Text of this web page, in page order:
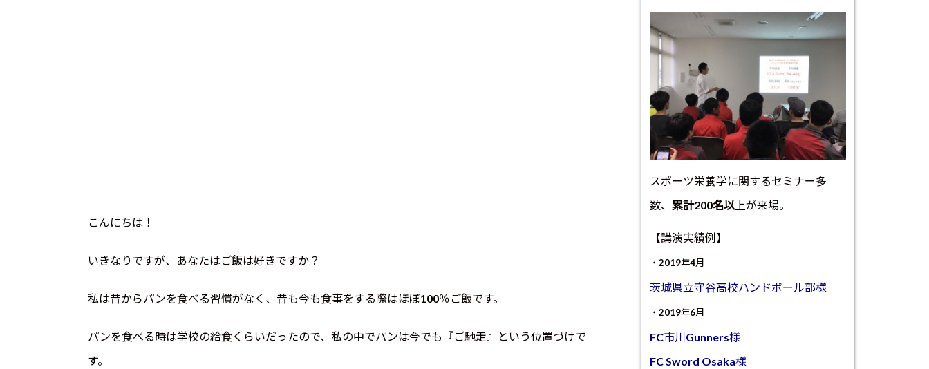
こんにちは！
いきなりですが、あなたはご飯は好きですか？
私は昔からパンを食べる習慣がなく、昔も今も食事をする際はほぼ100％ご飯です。
パンを食べる時は学校の給食くらいだったので、私の中でパンは今でも『ご馳走』という位置づけで
す。
スポーツ栄養学に関するセミナー多
数、累計200名以 上が来場。
【講演実績例】
・2019年4月
茨城県立守谷高校ハンドボール部様
・2019年6月
FC市川Gunners様
FC Sword Osaka様